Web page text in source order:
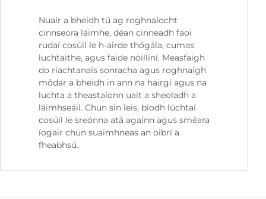
Nuair a bheidh tú ag roghnaíocht
cinnseora láimhe, déan cinneadh faoi
rudaí cosúil le h-airde thógála, cumas
luchtaithe, agus faide nóillíní. Measfaigh
do riachtanais sonracha agus roghnaigh
môdar a bheidh in ann na hairgí agus na
luchta a theastaíonn uait a sheoladh a
láimhseáil. Chun sin leis, bíodh lúchtaí
cosúil le sreónna atá againn agus sméara
íogair chun suaimhneas an oibrí a
fheabhsú.